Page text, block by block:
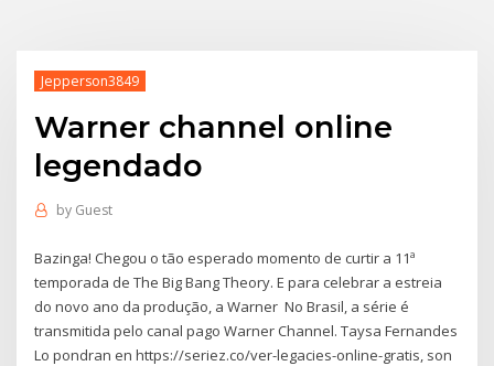
Jepperson3849
Warner channel online
legendado
by Guest
Bazinga! Chegou o tão esperado momento de curtir a 11ª
temporada de The Big Bang Theory. E para celebrar a estreia
do novo ano da produção, a Warner No Brasil, a série é
transmitida pelo canal pago Warner Channel. Taysa Fernandes
Lo pondran en https://seriez.co/ver-legacies-online-gratis, son